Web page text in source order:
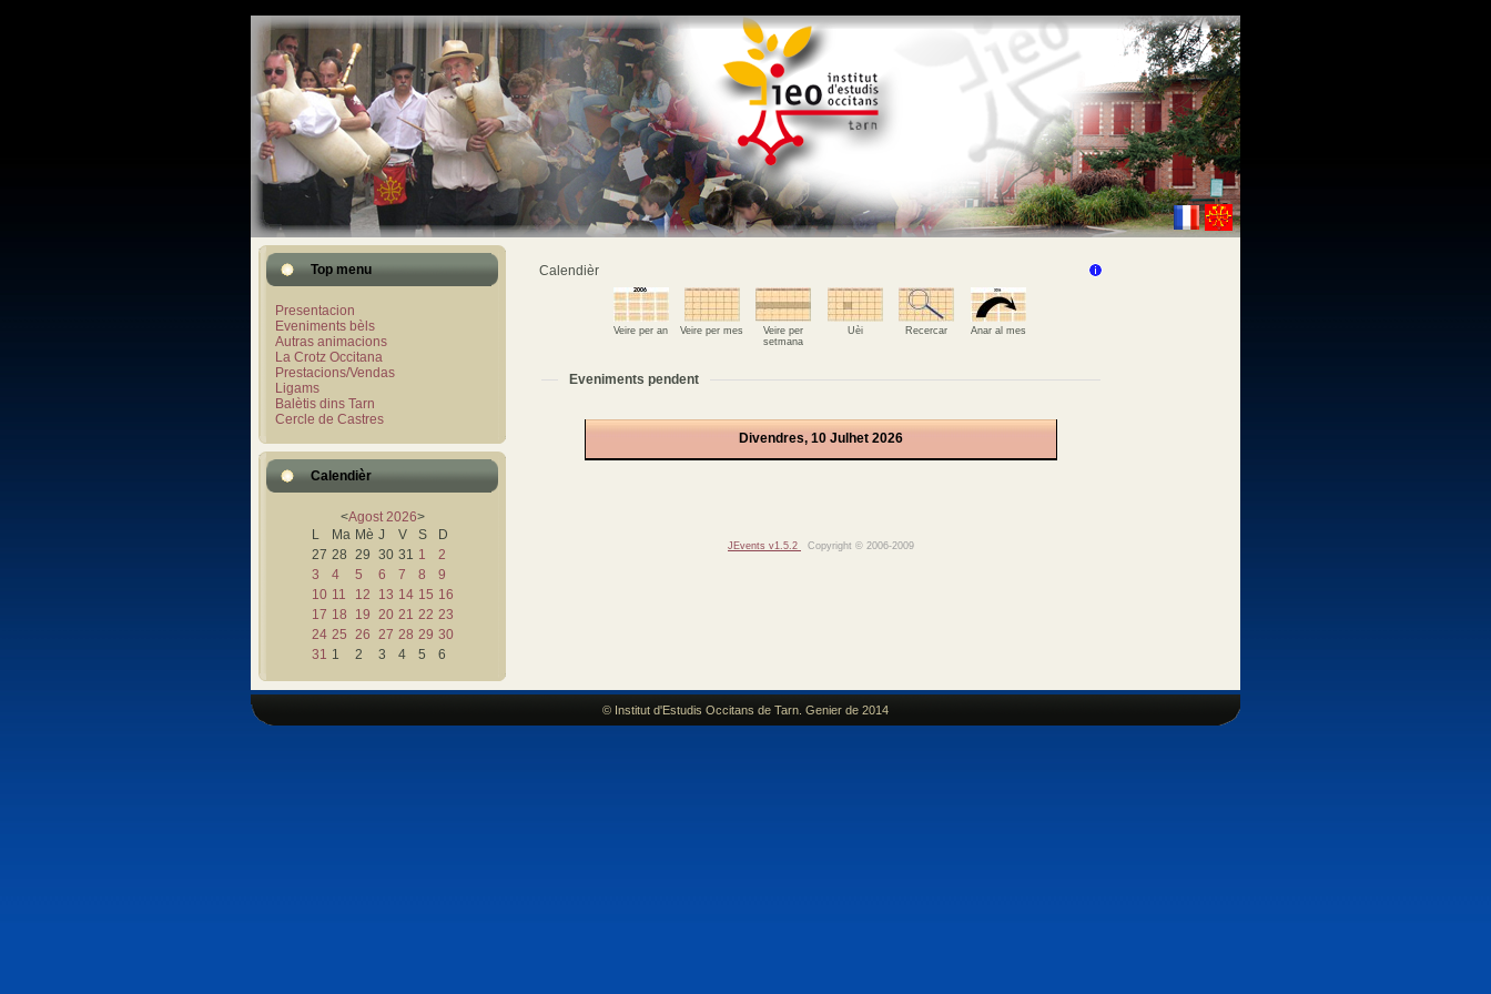
Top menu
Presentacion
Eveniments bèls
Autras animacions
La Crotz Occitana
Prestacions/Vendas
Ligams
Balètis dins Tarn
Cercle de Castres
Calendièr
<Agost 2026>
L
Ma Mè J V S
D
27 28 29 30 31 1
2
3
4 5 6 7 8
9
10 11 12 13 14 15 16
17 18 19 20 21 22 23
24 25 26 27 28 29 30
31 1 2 3 4 5 6
Calendièr
Veire per an Veire per mes
Veire per
setmana
Uèi Recercar Anar al mes
Eveniments pendent
Divendres, 10 Julhet 2026
JEvents v1.5.2 Copyright © 2006-2009
© Institut d'Estudis Occitans de Tarn. Genier de 2014